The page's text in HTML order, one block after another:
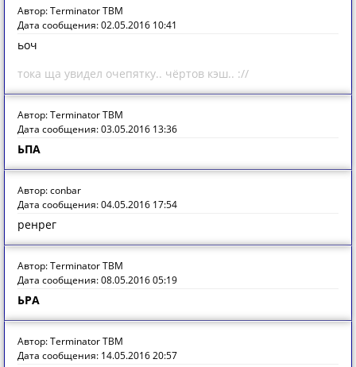
Автор: Terminator TBM
Дата сообщения: 02.05.2016 10:41
ьоч
тока ща увидел очепятку.. чёртов кэш.. ://
Автор: Terminator TBM
Дата сообщения: 03.05.2016 13:36
ЬПА
Автор: conbar
Дата сообщения: 04.05.2016 17:54
ренрег
Автор: Terminator TBM
Дата сообщения: 08.05.2016 05:19
ЬРА
Автор: Terminator TBM
Дата сообщения: 14.05.2016 20:57